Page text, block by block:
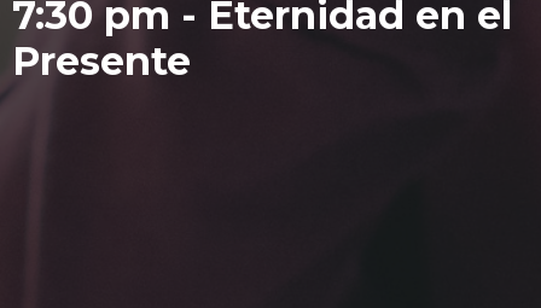
7:30 pm - Eternidad en el
Presente